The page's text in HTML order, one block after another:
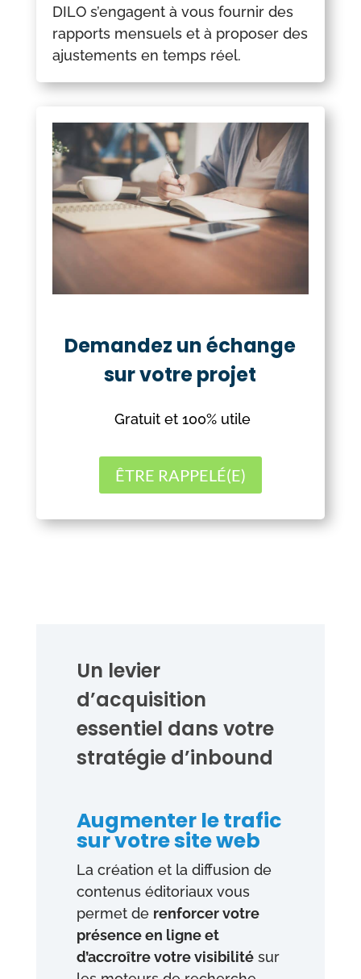
DILO s’engagent à vous fournir des
rapports mensuels et à proposer des
ajustements en temps réel.
Demandez un échange
sur votre projet
Gratuit et 100% utile
ÊTRE RAPPELÉ(E)
Un levier
d’acquisition
essentiel dans votre
stratégie d’inbound
Augmenter le trafic
sur votre site web
La création et la diffusion de
contenus éditoriaux vous
permet de renforcer votre
présence en ligne et
d’accroître votre visibilitésur